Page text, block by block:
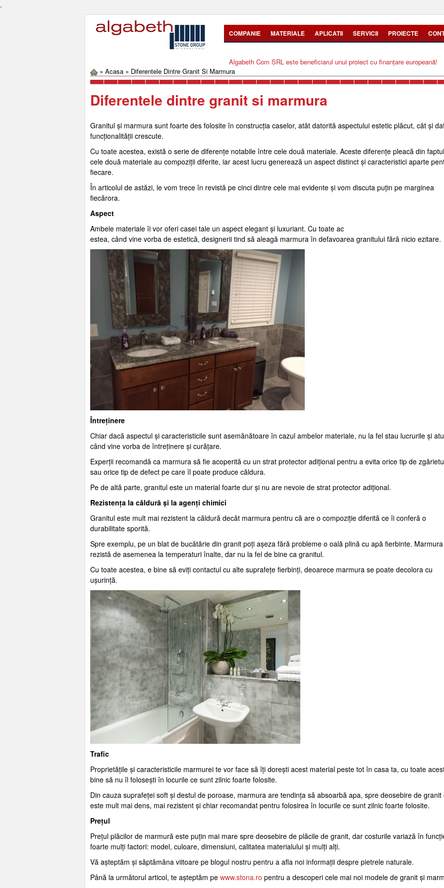
.
COMPANIE MATERIALE APLICATII SERVICII PROIECTE
Algabeth Com SRL este beneficiarul unui proiect cu finanțare europeană!
» Acasa » Diferentele Dintre Granit Si Marmura
Diferentele dintre granit si marmura
Granitul și marmura sunt foarte des folosite în construcția caselor, atât datorită aspectului estetic plăcut, cât și
funcționalității crescute.
Cu toate acestea, există o serie de diferențe notabile între cele două materiale. Aceste diferențe pleacă din
cele două materiale au compoziții diferite, iar acest lucru generează un aspect distinct și caracteristici aparte
fiecare.
În articolul de astăzi, le vom trece în revistă pe cinci dintre cele mai evidente și vom discuta puțin pe marginea
fiecărora.
Aspect
Ambele materiale îi vor oferi casei tale un aspect elegant și luxuriant. Cu toate ac
estea, când vine vorba de estetică, designerii tind să aleagă marmura în defavoarea granitului fără nicio ezitare.
Întreținere
Chiar dacă aspectul și caracteristicile sunt asemănătoare în cazul ambelor materiale, nu la fel stau lucrurile și
când vine vorba de întreținere și curățare.
Experții recomandă ca marmura să fie acoperită cu un strat protector adițional pentru a evita orice tip de
sau orice tip de defect pe care îl poate produce căldura.
Pe de altă parte, granitul este un material foarte dur și nu are nevoie de strat protector adițional.
Rezistența la căldură și la agenți chimici
Granitul este mult mai rezistent la căldură decât marmura pentru că are o compoziție diferită ce îi conferă o
durabilitate sporită.
Spre exemplu, pe un blat de bucătărie din granit poți așeza fără probleme o oală plină cu apă fierbinte. Marmura
rezistă de asemenea la temperaturi înalte, dar nu la fel de bine ca granitul.
Cu toate acestea, e bine să eviți contactul cu alte suprafețe fierbinți, deoarece marmura se poate decolora cu
ușurință.
Trafic
Proprietățile și caracteristicile marmurei te vor face să îți dorești acest material peste tot în casa ta, cu toate
bine să nu îl folosești în locurile ce sunt zilnic foarte folosite.
Din cauza suprafeței soft și destul de poroase, marmura are tendința să absoarbă apa, spre deosebire de granit
este mult mai dens, mai rezistent și chiar recomandat pentru folosirea în locurile ce sunt zilnic foarte folosite.
Prețul
Prețul plăcilor de marmură este puțin mai mare spre deosebire de plăcile de granit, dar costurile variază în
foarte mulți factori: model, culoare, dimensiuni, calitatea materialului și mulți alți.
Vă așteptăm și săptămâna viitoare pe blogul nostru pentru a afla noi informații despre pietrele naturale.
Până la următorul articol, te așteptăm pe www.stona.ro pentru a descoperi cele mai noi modele de granit și